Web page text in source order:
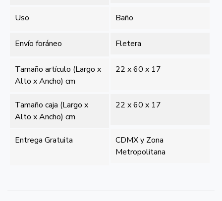
Uso Baño
Envío foráneo Fletera
Tamaño artículo (Largo x
Alto x Ancho) cm
22 x 60 x 17
Tamaño caja (Largo x
Alto x Ancho) cm
22 x 60 x 17
Entrega Gratuita
CDMX y Zona
Metropolitana